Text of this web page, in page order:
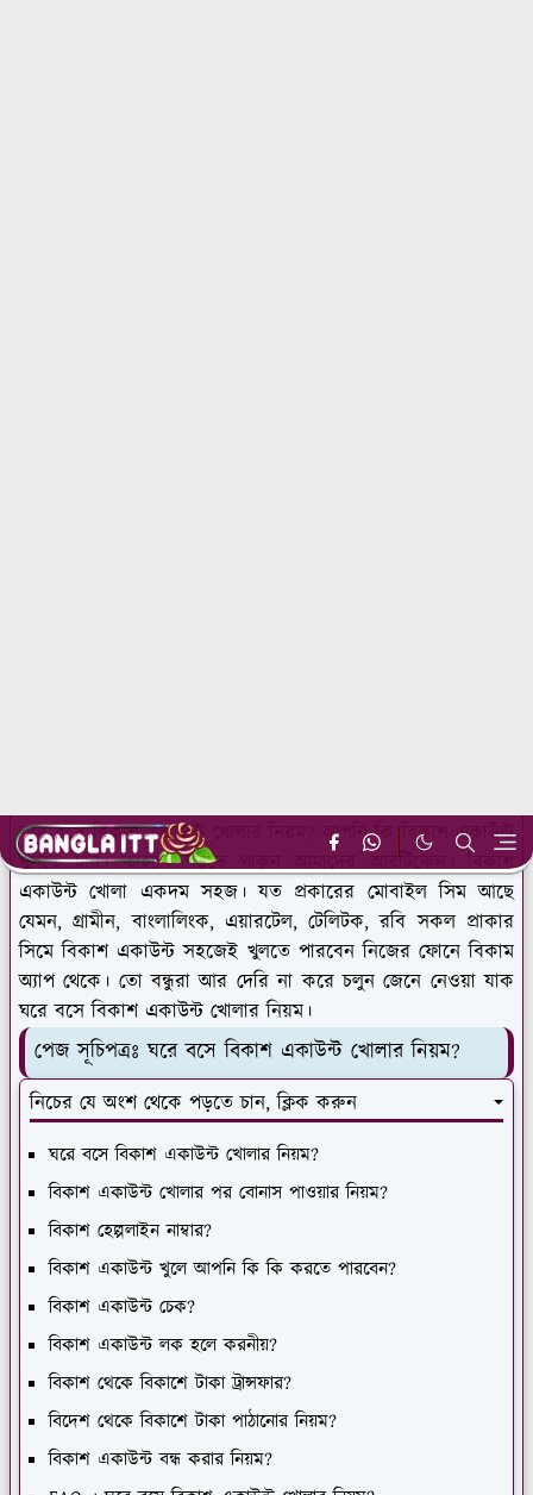
ঘরে বসে বিকাশ একাউন্ট খোলার নিয়ম? আপনি কি বিকাশ একাউন্ট
খুলতে চান। তাহলে পড়তে থাকুন আমাদের আরর্টিকেল। বিকাশ
একাউন্ট খোলা একদম সহজ। যত প্রকারের মোবাইল সিম আছে
যেমন, গ্রামীন, বাংলালিংক, এয়ারটেল, টেলিটক, রবি সকল প্রাকার
সিমে বিকাশ একাউন্ট সহজেই খুলতে পারবেন নিজের ফোনে বিকাম
অ্যাপ থেকে। তো বন্ধুরা আর দেরি না করে চলুন জেনে নেওয়া যাক
ঘরে বসে বিকাশ একাউন্ট খোলার নিয়ম।
পেজ সূচিপত্রঃ ঘরে বসে বিকাশ একাউন্ট খোলার নিয়ম?
নিচের যে অংশ থেকে পড়তে চান, ক্লিক করুন
ঘরে বসে বিকাশ একাউন্ট খোলার নিয়ম?
বিকাশ একাউন্ট খোলার পর বোনাস পাওয়ার নিয়ম?
বিকাশ হেল্পলাইন নাম্বার?
বিকাশ একাউন্ট খুলে আপনি কি কি করতে পারবেন?
বিকাশ একাউন্ট চেক?
বিকাশ একাউন্ট লক হলে করনীয়?
বিকাশ থেকে বিকাশে টাকা ট্রান্সফার?
বিদেশ থেকে বিকাশে টাকা পাঠানোর নিয়ম?
বিকাশ একাউন্ট বন্ধ করার নিয়ম?